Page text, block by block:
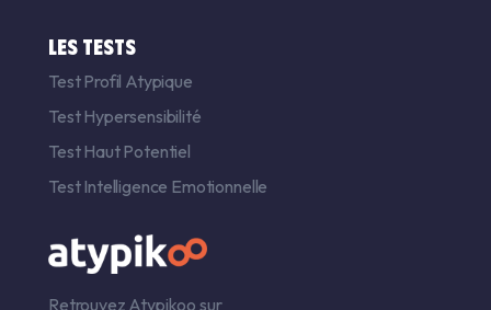
LES TESTS
Test Profil Atypique
Test Hypersensibilité
Test Haut Potentiel
Test Intelligence Emotionnelle
Retrouvez Atypikoo sur